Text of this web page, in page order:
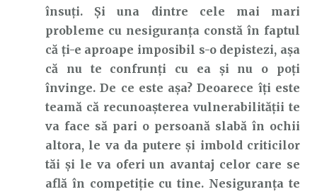
însuți. Și una dintre cele mai mari
probleme cu nesiguranța constă în faptul
că ți-e aproape imposibil s-o depistezi, așa
că nu te confrunți cu ea și nu o poți
învinge. De ce este așa? Deoarece îți este
teamă că recunoașterea vulnerabilității te
va face să pari o persoană slabă în ochii
altora, le va da putere și imbold criticilor
tăi și le va oferi un avantaj celor care se
află în competiție cu tine. Nesiguranța te